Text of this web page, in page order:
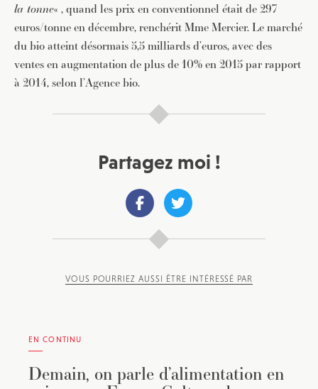
la tonne« , quand les prix en conventionnel était de 297
euros/tonne en décembre, renchérit Mme Mercier. Le marché
du bio atteint désormais 5,5 milliards d’euros, avec des
ventes en augmentation de plus de 10% en 2015 par rapport
à 2014, selon l’Agence bio.
Partagez moi !
VOUS POURRIEZ AUSSI ÊTRE INTÉRESSÉ PAR
EN CONTINU
Demain, on parle d’alimentation en